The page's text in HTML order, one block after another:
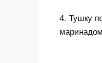
4. Тушку